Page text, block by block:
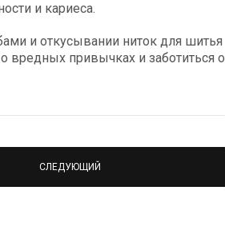
и кариеса.
и откусывании ниток для шитья
вредных привычках и заботиться о
СЛЕДУЮЩИЙ